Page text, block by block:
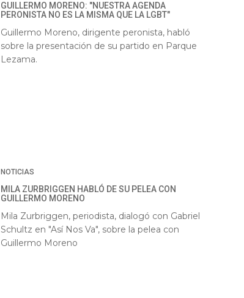
GUILLERMO MORENO: "NUESTRA AGENDA
PERONISTA NO ES LA MISMA QUE LA LGBT"
Guillermo Moreno, dirigente peronista, habló
sobre la presentación de su partido en Parque
Lezama.
NOTICIAS
MILA ZURBRIGGEN HABLÓ DE SU PELEA CON
GUILLERMO MORENO
Mila Zurbriggen, periodista, dialogó con Gabriel
Schultz en "Así Nos Va", sobre la pelea con
Guillermo Moreno